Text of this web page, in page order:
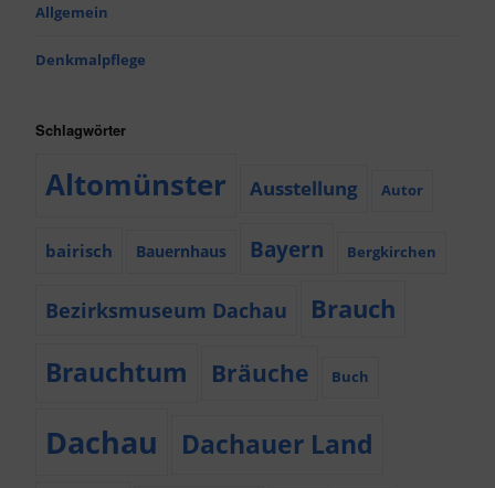
Allgemein
Denkmalpflege
Schlagwörter
Altomünster Ausstellung Autor
bairisch Bauernhaus Bayern Bergkirchen
Bezirksmuseum Dachau Brauch
Brauchtum Bräuche Buch
Dachau Dachauer Land